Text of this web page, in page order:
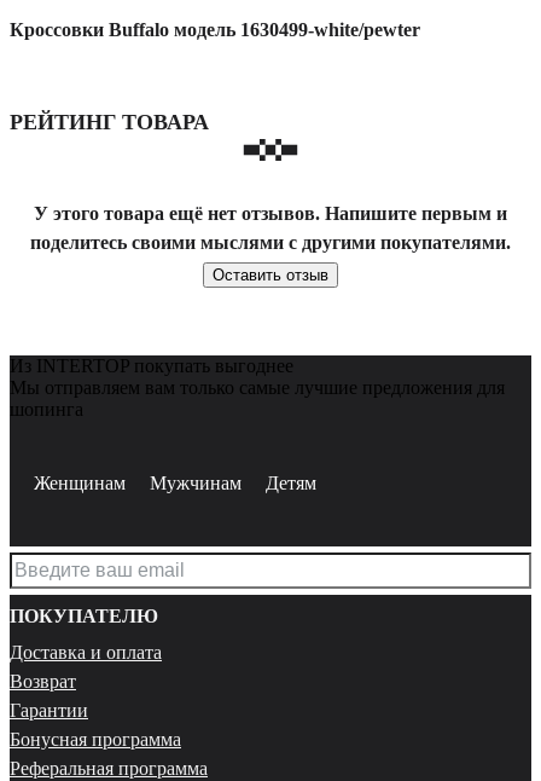
Кроссовки Buffalo модель 1630499-white/pewter
РЕЙТИНГ ТОВАРА
У этого товара ещё нет отзывов. Напишите первым и
поделитесь своими мыслями с другими покупателями.
Оставить отзыв
Из INTERTOP покупать выгоднее
Мы отправляем вам только самые лучшие предложения для
шопинга
Женщинам Мужчинам Детям
ПОКУПАТЕЛЮ
Доставка и оплата
Возврат
Гарантии
Бонусная программа
Реферальная программа